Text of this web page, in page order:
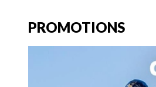
PROMOTIONS